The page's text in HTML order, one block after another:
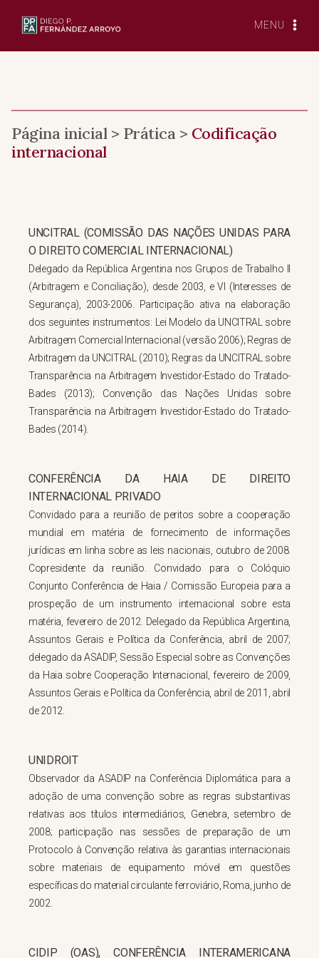
MENU
Página inicial > Prática > Codificação
internacional
UNCITRAL (COMISSÃO DAS NAÇÕES UNIDAS PARA
O DIREITO COMERCIAL INTERNACIONAL)
Delegado da República Argentina nos Grupos de Trabalho II
(Arbitragem e Conciliação), desde 2003, e VI (Interesses de
Segurança), 2003-2006. Participação ativa na elaboração
dos seguintes instrumentos: Lei Modelo da UNCITRAL sobre
Arbitragem Comercial Internacional (versão 2006); Regras de
Arbitragem da UNCITRAL (2010); Regras da UNCITRAL sobre
Transparência na Arbitragem Investidor-Estado do Tratado-
Bades (2013); Convenção das Nações Unidas sobre
Transparência na Arbitragem Investidor-Estado do Tratado-
Bades (2014).
CONFERÊNCIA DA HAIA DE DIREITO
INTERNACIONAL PRIVADO
Convidado para a reunião de peritos sobre a cooperação
mundial em matéria de fornecimento de informações
jurídicas em linha sobre as leis nacionais, outubro de 2008.
Copresidente da reunião. Convidado para o Colóquio
Conjunto Conferência de Haia / Comissão Europeia para a
prospeção de um instrumento internacional sobre esta
matéria, fevereiro de 2012. Delegado da República Argentina,
Assuntos Gerais e Política da Conferência, abril de 2007;
delegado da ASADIP, Sessão Especial sobre as Convenções
da Haia sobre Cooperação Internacional, fevereiro de 2009,
Assuntos Gerais e Política da Conferência, abril de 2011, abril
de 2012.
UNIDROIT
Observador da ASADIP na Conferência Diplomática para a
adoção de uma convenção sobre as regras substantivas
relativas aos títulos intermediários, Genebra, setembro de
2008; participação nas sessões de preparação de um
Protocolo à Convenção relativa às garantias internacionais
sobre materiais de equipamento móvel em questões
específicas do material circulante ferroviário, Roma, junho de
2002.
CIDIP (OAS), CONFERÊNCIA INTERAMERICANA